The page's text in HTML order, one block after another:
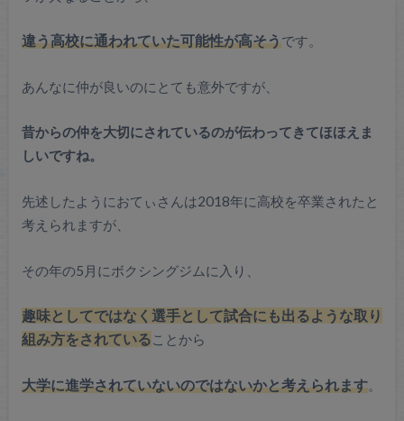
違う高校に通われていた可能性が高そうです。
あんなに仲が良いのにとても意外ですが、
昔からの仲を大切にされているのが伝わってきてほほえま
しいですね。
先述したようにおてぃさんは2018年に高校を卒業されたと
考えられますが、
その年の5月にボクシングジムに入り、
趣味としてではなく選手として試合にも出るような取り
組み方をされていることから
大学に進学されていないのではないかと考えられます。